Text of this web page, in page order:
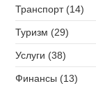
Транспорт (14)
Туризм (29)
Услуги (38)
Финансы (13)